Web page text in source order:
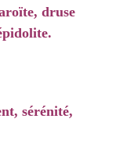
druse
sérénité,